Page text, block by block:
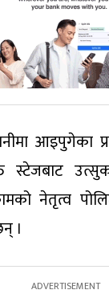
आइपुगेका
स्टेजबाट
नेतृत्व
।